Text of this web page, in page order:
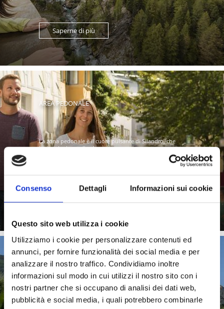
Consenso Dettagli Informazioni sui cookie
Questo sito web utilizza i cookie
Utilizziamo i cookie per personalizzare contenuti ed
annunci, per fornire funzionalità dei social media e per
analizzare il nostro traffico. Condividiamo inoltre
informazioni sul modo in cui utilizzi il nostro sito con i
nostri partner che si occupano di analisi dei dati web,
pubblicità e social media, i quali potrebbero combinarle
Saperne di più
AREA PEDONALE
La zona pedonale è il cuore pulsante di Silandro, che
invita al relax e allo shopping.
CARTE VANTAGGI
Scoprite la Val Venosta con le carte vantaggi: la carta